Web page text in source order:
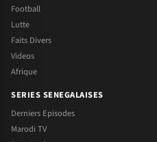
Football
Lutte
Faits Divers
Videos
Afrique
SERIES SENEGALAISES
Derniers Episodes
Marodi TV